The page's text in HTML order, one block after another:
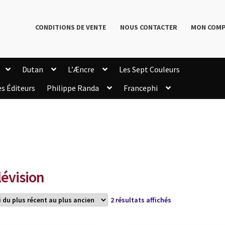
CONDITIONS DE VENTE NOUS CONTACTER MON
Dutan L’Æncre
Les Sept Couleurs
Éditeurs Philippe Randa
Francephi
2 résultats affichésTrié